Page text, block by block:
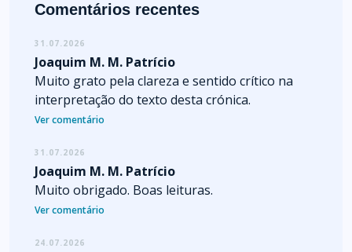
Comentários recentes
31.07.2026
Joaquim M. M. Patrício
Muito grato pela clareza e sentido crítico na
interpretação do texto desta crónica.
Ver comentário
31.07.2026
Joaquim M. M. Patrício
Muito obrigado. Boas leituras.
Ver comentário
24.07.2026